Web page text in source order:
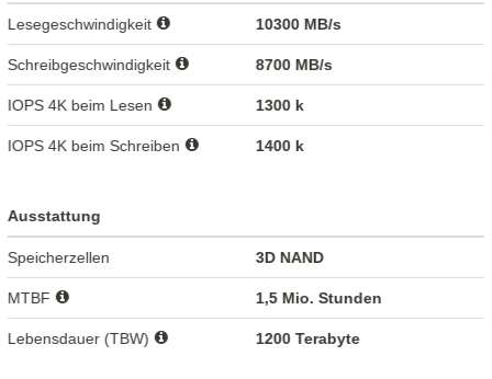
Lesegeschwindigkeit 10300 MB/s
Schreibgeschwindigkeit 8700 MB/s
IOPS 4K beim Lesen 1300 k
IOPS 4K beim Schreiben 1400 k
Ausstattung
Speicherzellen 3D NAND
MTBF 1,5 Mio. Stunden
Lebensdauer (TBW) 1200 Terabyte